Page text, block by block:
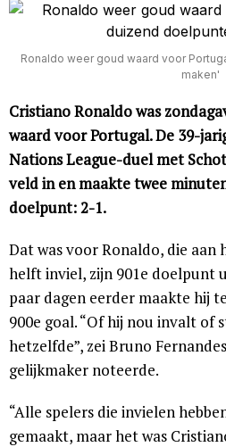
Ronaldo weer goud waard voor
maken'
Cristiano Ronaldo was
waard voor Portugal. De 39-
Nations League-duel met
veld in en maakte twee
doelpunt: 2-1.
Dat was voor Ronaldo, die aan
helft inviel, zijn 901e doelpunt
paar dagen eerder maakte hij
900e goal. “Of hij nou invalt of
hetzelfde”, zei Bruno
gelijkmaker noteerde.
“Alle spelers die invielen
gemaakt, maar het was